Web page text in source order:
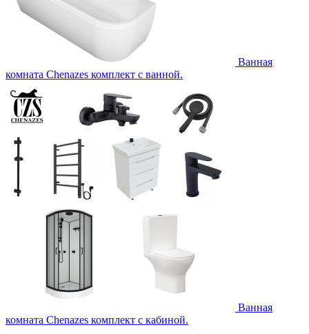
Ванная
комната Chenazes комплект с ванной.
Ванная
комната Chenazes комплект с кабиной.